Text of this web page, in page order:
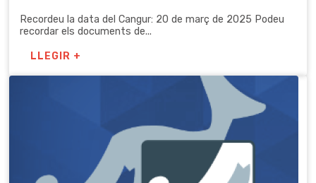
Recordeu la data del Cangur: 20 de març de 2025 Podeu
recordar els documents de...
LLEGIR +